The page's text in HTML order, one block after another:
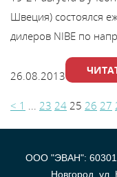
Швеция) состоялся
дилеров NIBE по
26.08.2013
< 1 ... 23 24 25 26 27
ООО "ЭВАН":
Новгород,